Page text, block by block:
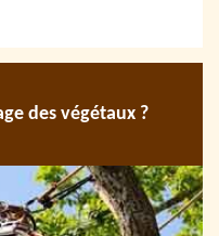
des végétaux ?